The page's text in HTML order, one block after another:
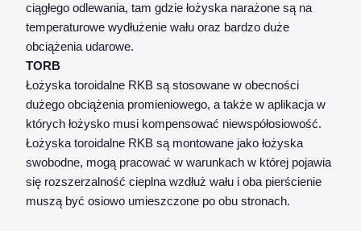
ciągłego odlewania, tam gdzie łożyska narażone są na
temperaturowe wydłużenie wału oraz bardzo duże
obciążenia udarowe.
TORB
Łożyska toroidalne RKB są stosowane w obecności
dużego obciążenia promieniowego, a także w aplikacja w
których łożysko musi kompensować niewspółosiowość.
Łożyska toroidalne RKB są montowane jako łożyska
swobodne, mogą pracować w warunkach w której pojawia
się rozszerzalność cieplna wzdłuż wału i oba pierścienie
muszą być osiowo umieszczone po obu stronach.